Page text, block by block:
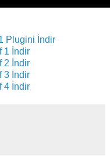
Plugini İndir
1 İndir
2 İndir
3 İndir
4 İndir